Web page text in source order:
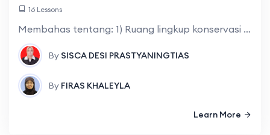
16 Lessons
Membahas tentang: 1) Ruang lingkup konservasi yang meliputi: Pengertian, tujuan, manfaat dan upaya-upaya konservasi sumber daya alam dan lingkungan (SDAL); 2) Etika lingkungan yang meliputi:
By SISCA DESI PRASTYANINGTIAS
By FIRAS KHALEYLA
Learn More